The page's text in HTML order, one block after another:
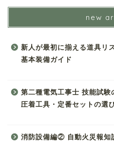
new
新人が最初に揃える道具リ
基本装備ガイド
第二種電気工事士 技能試験
圧着工具・定番セットの選
消防設備編② 自動火災報知